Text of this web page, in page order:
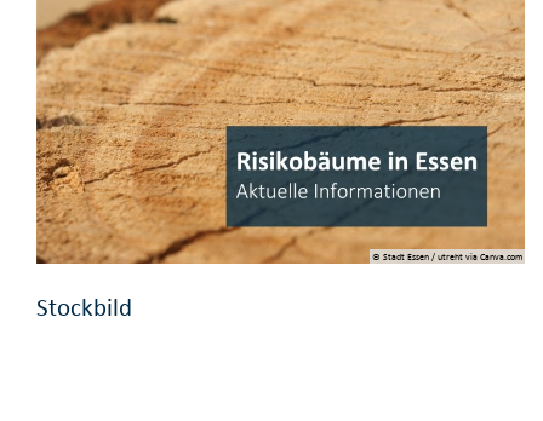
© Stadt Essen / utreht via Canva.com
Stockbild